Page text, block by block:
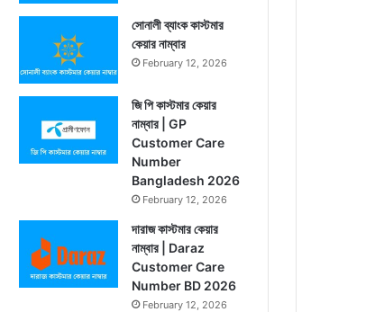
সোনালী ব্যাংক কাস্টমার
কেয়ার নাম্বার
February 12, 2026
জি পি কাস্টমার কেয়ার
নাম্বার | GP
Customer Care
Number
Bangladesh 2026
February 12, 2026
দারাজ কাস্টমার কেয়ার
নাম্বার | Daraz
Customer Care
Number BD 2026
February 12, 2026